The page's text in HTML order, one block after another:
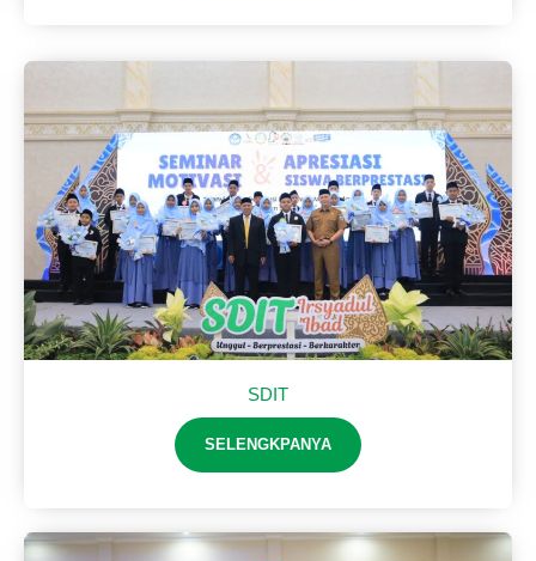
SDIT
SELENGKPANYA